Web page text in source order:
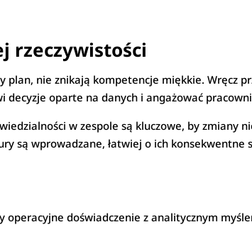
rzeczywistości
nie znikają kompetencje miękkie. Wręcz
decyzje oparte na danych i angażować
w zespole są kluczowe, by zmiany
są wprowadzane, łatwiej o ich konsekwentne
operacyjne doświadczenie z analitycznym